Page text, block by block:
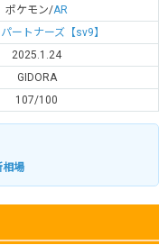
ポケモン/AR
ートナーズ【sv9】
2025.1.24
GIDORA
107/100
相場